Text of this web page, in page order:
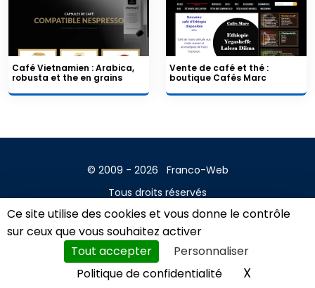
Ce site utilise des cookies et vous donne le contrôle
sur ceux que vous souhaitez activer
Tout accepter
Personnaliser
Politique de confidentialité
XMasquer
Café Vietnamien : Arabica,
robusta et the en grains
Vente de café et thé :
boutique Cafés Marc
© 2009 - 2026
Franco-Web
Tous droits réservés
Contact
Mentions légales
A propos